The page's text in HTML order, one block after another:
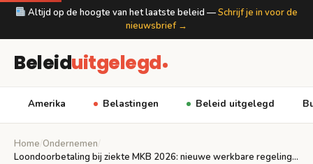
Altijd op de hoogte van het laatste beleid —Schrijf je in voor de
nieuwsbrief →
Beleiduitgelegd
Amerika Belastingen Beleid uitgelegd
Home Ondernemen
Loondoorbetaling bij ziekte MKB 2026: nieuwe werkbare regeling…